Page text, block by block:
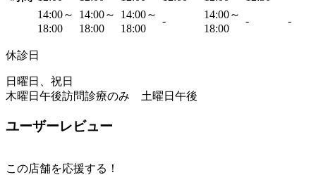
14:00～
18:00
14:00～
18:00
14:00～
18:00
-
14:00～
18:00
- -
休診日
日曜日、祝日
木曜日午後訪問診療のみ 土曜日午後
ユーザーレビュー
この店舗を応援する！